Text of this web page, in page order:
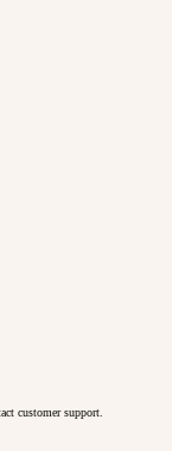
customer support.